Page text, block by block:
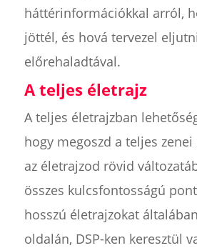
háttérinformációkkal arról,
jöttél, és hová tervezel
előrehaladtával.
A teljes életrajz
A teljes életrajzban
hogy megoszd a teljes
az életrajzod rövid
összes kulcsfontosságú
hosszú életrajzokat
oldalán, DSP-ken keresztül